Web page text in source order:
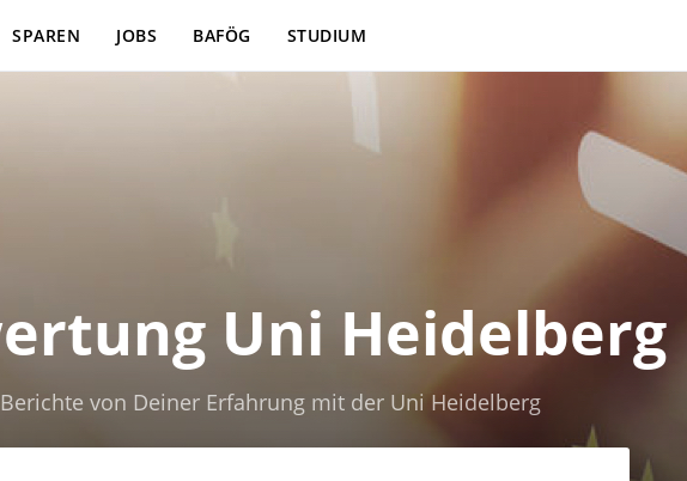
SPAREN JOBS BAFÖG STUDIUM
Uni Heidelberg
Berichte von Deiner Erfahrung mit der Uni Heidelberg